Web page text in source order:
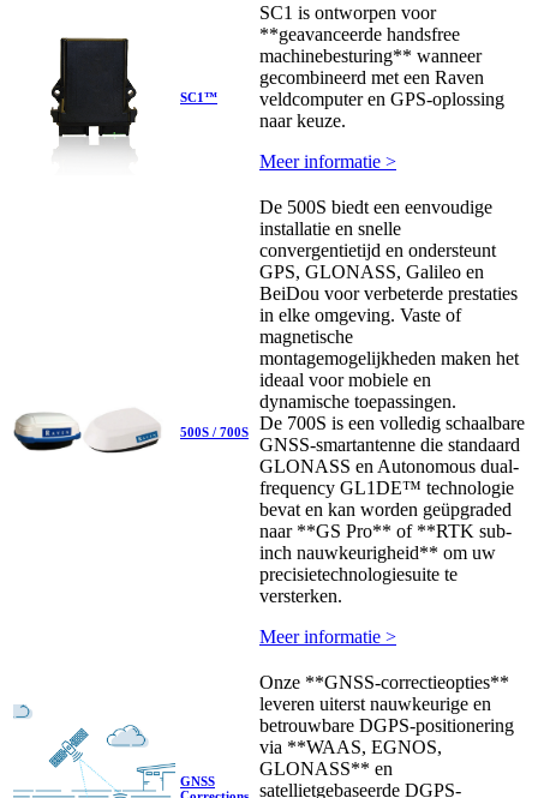
SC1™
SC1 is ontworpen voor
**geavanceerde handsfree
machinebesturing** wanneer
gecombineerd met een Raven
veldcomputer en GPS-oplossing
naar keuze.
Meer informatie >
500S / 700S
De 500S biedt een eenvoudige
installatie en snelle
convergentietijd en ondersteunt
GPS, GLONASS, Galileo en
BeiDou voor verbeterde prestaties
in elke omgeving. Vaste of
magnetische
montagemogelijkheden maken het
ideaal voor mobiele en
dynamische toepassingen.
De 700S is een volledig schaalbare
GNSS-smartantenne die standaard
GLONASS en Autonomous dual-
frequency GL1DE™ technologie
bevat en kan worden geüpgraded
naar **GS Pro** of **RTK sub-
inch nauwkeurigheid** om uw
precisietechnologiesuite te
versterken.
Meer informatie >
GNSS
Onze **GNSS-correctieopties**
leveren uiterst nauwkeurige en
betrouwbare DGPS-positionering
via **WAAS, EGNOS,
GLONASS** en
satellietgebaseerde DGPS-